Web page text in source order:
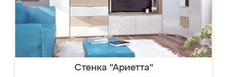
Стенка "Ариетта"